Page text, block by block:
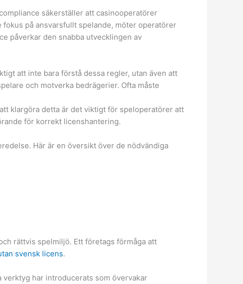
säkerställer att casinooperatörer
på ansvarsfullt spelande, möter operatörer
påverkar den snabba utvecklingen av
att inte bara förstå dessa regler, utan även att
och motverka bedrägerier. Ofta måste
klargöra detta är det viktigt för speloperatörer att
för korrekt licenshantering.
Här är en översikt över de nödvändiga
rättvis spelmiljö. Ett företags förmåga att
svensk licens.
har introducerats som övervakar